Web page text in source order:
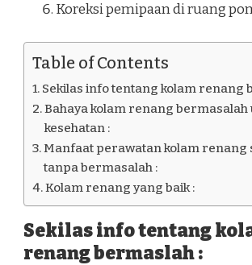
Koreksi pemipaan di ruang
Table of Contents
Sekilas info tentang kolam renang
Bahaya kolam renang bermasalah
kesehatan :
Manfaat perawatan kolam renang
tanpa bermasalah :
Kolam renang yang baik :
Sekilas info tentang
renang bermaslah :